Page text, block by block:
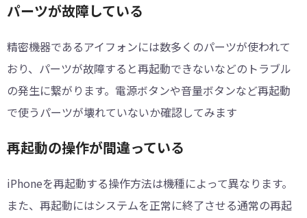
パーツが故障している
精密機器であるアイフォンには数多くのパーツが使われて
おり、パーツが故障すると再起動できないなどのトラブル
の発生に繋がります。電源ボタンや音量ボタンなど再起動
で使うパーツが壊れていないか確認してみます
再起動の操作が間違っている
iPhoneを再起動する操作方法は機種によって異なります。
また、再起動にはシステムを正常に終了させる通常の再起